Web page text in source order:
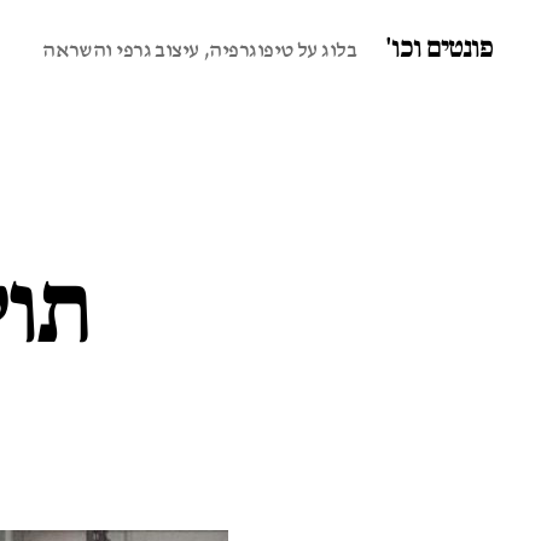
פונטים וכו' בלוג על טיפוגרפיה, עיצוב גרפי והשראה